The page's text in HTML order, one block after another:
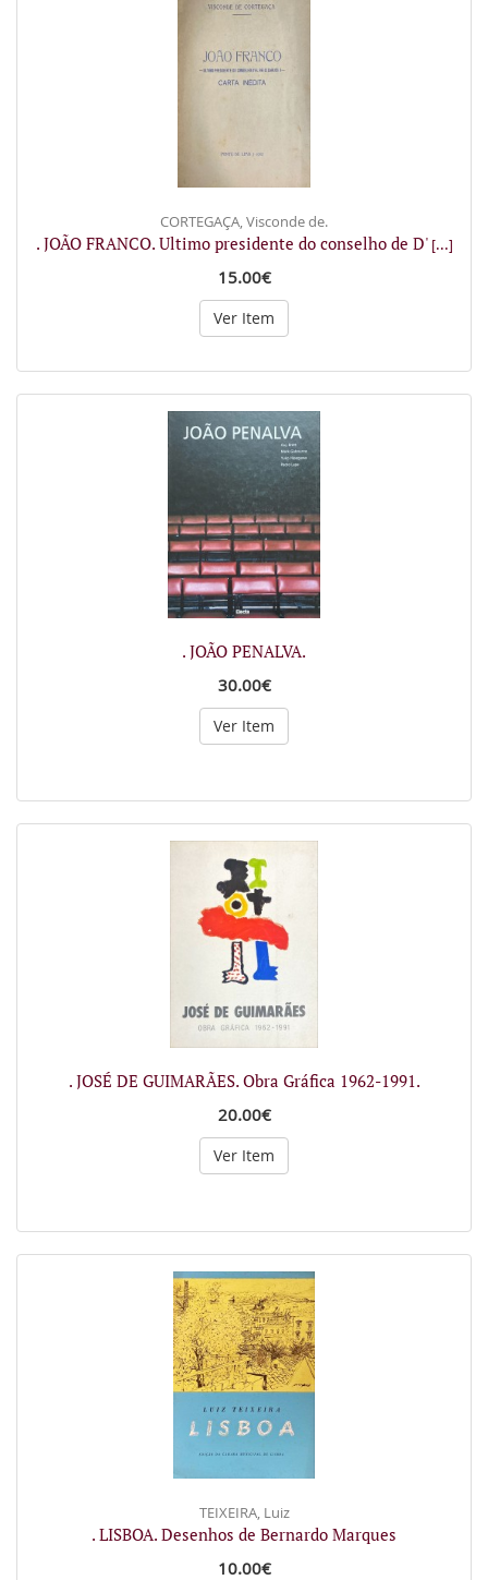
CORTEGAÇA, Visconde de.
. JOÃO FRANCO. Ultimo presidente do conselho de D' [...]
15.00€
Ver Item
. JOÃO PENALVA.
30.00€
Ver Item
. JOSÉ DE GUIMARÃES. Obra Gráfica 1962-1991.
20.00€
Ver Item
TEIXEIRA, Luiz
. LISBOA. Desenhos de Bernardo Marques
10.00€